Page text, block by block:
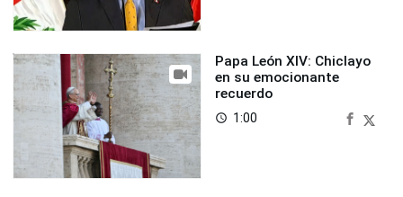
Papa León XIV: Chiclayo
en su emocionante
recuerdo
access_time 1:00